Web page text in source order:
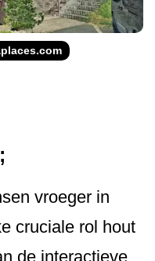
vroeger in
cruciale rol hout
de interactieve